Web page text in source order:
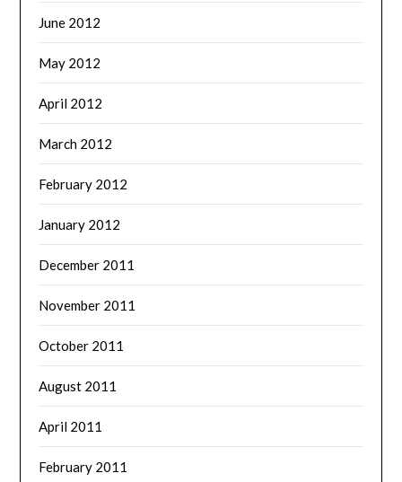
June 2012
May 2012
April 2012
March 2012
February 2012
January 2012
December 2011
November 2011
October 2011
August 2011
April 2011
February 2011